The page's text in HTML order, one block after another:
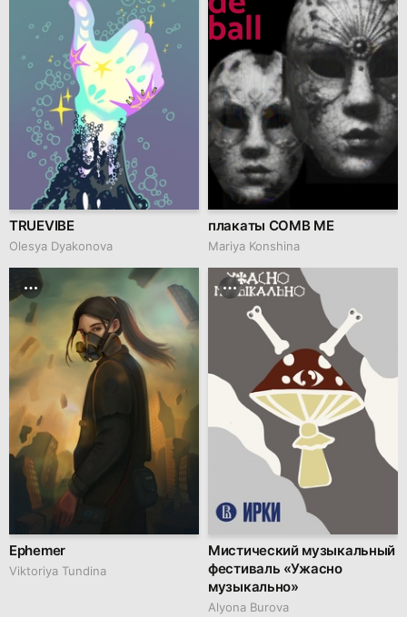
TRUEVIBE
Olesya Dyakonova
плакаты COMB ME
Mariya Konshina
Ephemer
Viktoriya Tundina
Мистический музыкальный
фестиваль «Ужасно
музыкально»
Alyona Burova